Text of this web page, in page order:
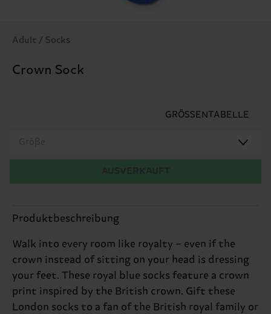
Adult / Socks
Crown Sock
GRÖSSENTABELLE
Größe
Produktbeschreibung
Walk into every room like royalty – even if the
crown instead of sitting on your head is dressing
your feet. These royal blue socks feature a crown
print inspired by the British crown. Gift these
London socks to a fan of the British royal family or